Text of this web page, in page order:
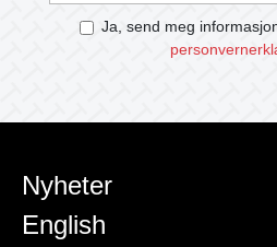
Ja, send meg
Nyheter
English